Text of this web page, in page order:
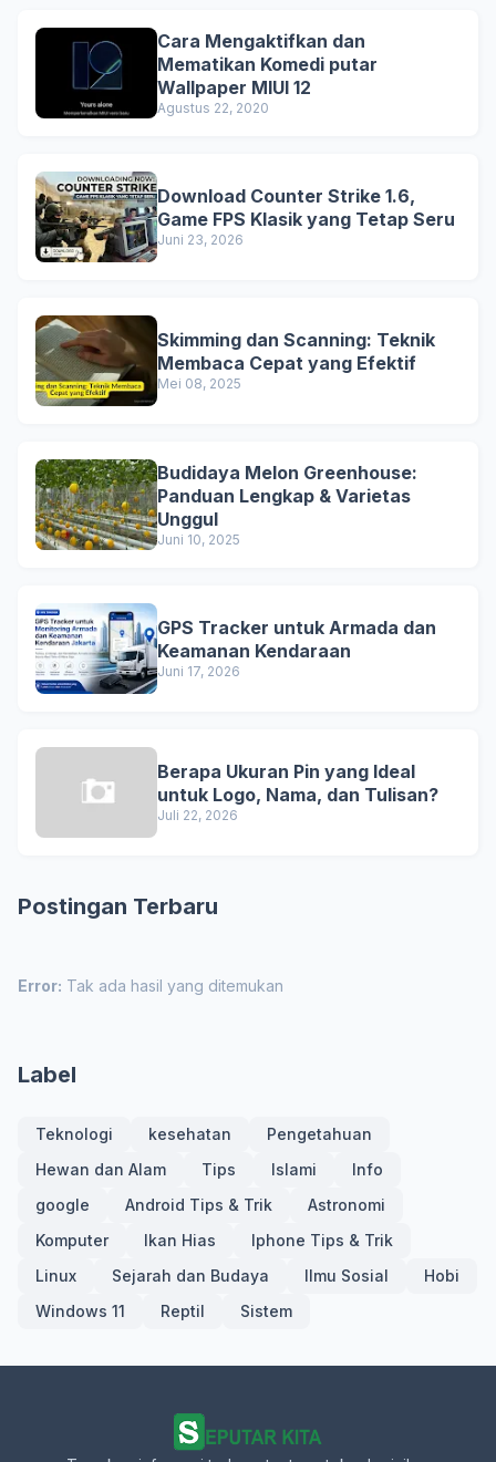
Cara Mengaktifkan dan
Mematikan Komedi putar
Wallpaper MIUI 12
Agustus 22, 2020
Download Counter Strike 1.6,
Game FPS Klasik yang Tetap Seru
Juni 23, 2026
Skimming dan Scanning: Teknik
Membaca Cepat yang Efektif
Mei 08, 2025
Budidaya Melon Greenhouse:
Panduan Lengkap & Varietas
Unggul
Juni 10, 2025
GPS Tracker untuk Armada dan
Keamanan Kendaraan
Juni 17, 2026
Berapa Ukuran Pin yang Ideal
untuk Logo, Nama, dan Tulisan?
Juli 22, 2026
Postingan Terbaru
Error: Tak ada hasil yang ditemukan
Label
Teknologi kesehatan
Pengetahuan
Hewan dan Alam
Tips Islami
Info
google
Android Tips & Trik
Astronomi
Komputer
Ikan Hias
Iphone Tips & Trik
Linux
Sejarah dan Budaya Ilmu Sosial
Hobi
Windows 11
Reptil Sistem